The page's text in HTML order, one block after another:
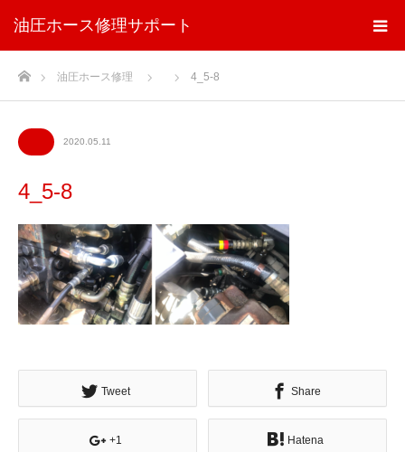
油圧ホース修理サポート
ホーム油圧ホース修理 4_5-8
2020.05.11
4_5-8
Tweet Share
+1 Hatena